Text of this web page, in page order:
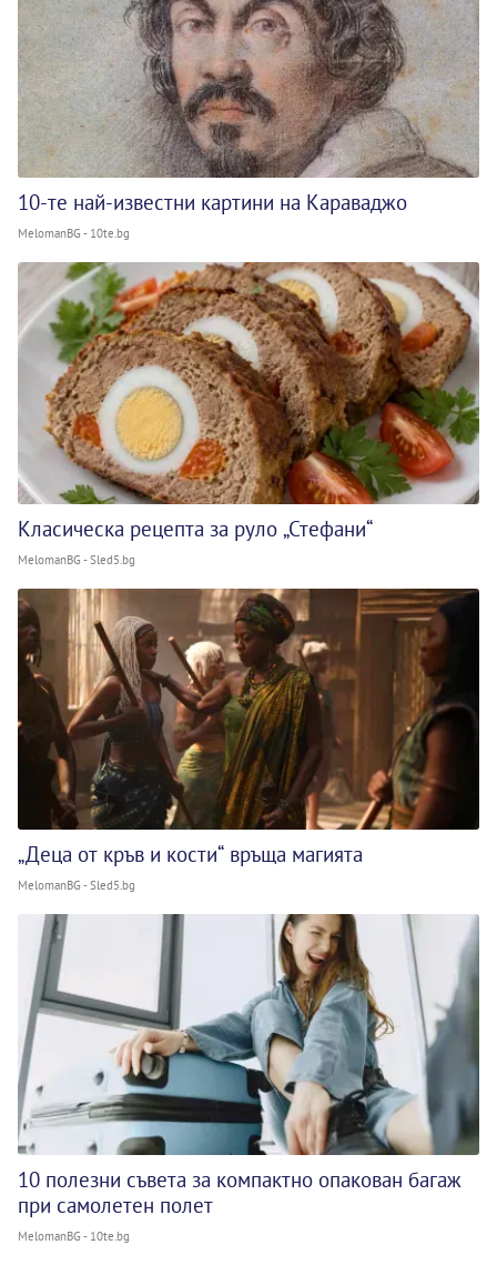
10-те най-известни картини на Караваджо
MelomanBG - 10te.bg
Класическа рецепта за руло „Стефани“
MelomanBG - Sled5.bg
„Деца от кръв и кости“ връща магията
MelomanBG - Sled5.bg
10 полезни съвета за компактно опакован багаж
при самолетен полет
MelomanBG - 10te.bg